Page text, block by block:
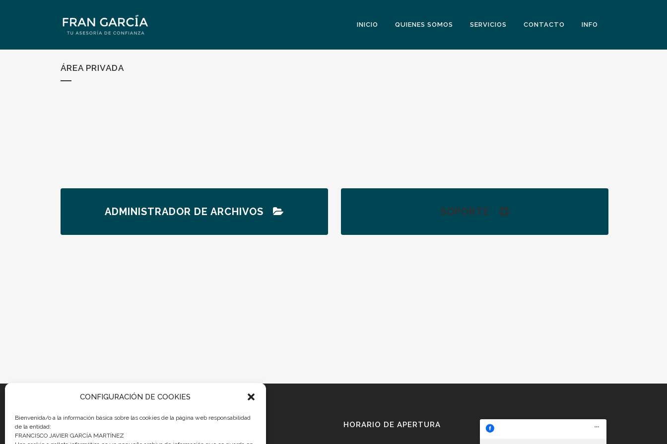
CONFIGURACIÓN DE COOKIES
Bienvenida/o a la información básica sobre las cookies de la página web responsabilidad
de la entidad:
FRANCISCO JAVIER GARCÍA MARTÍNEZ
INICIO QUIENES SOMOS SERVICIOS CONTACTO INFO
ÁREA PRIVADA
ADMINISTRADOR DE ARCHIVOS SOPORTE
HORARIO DE APERTURA